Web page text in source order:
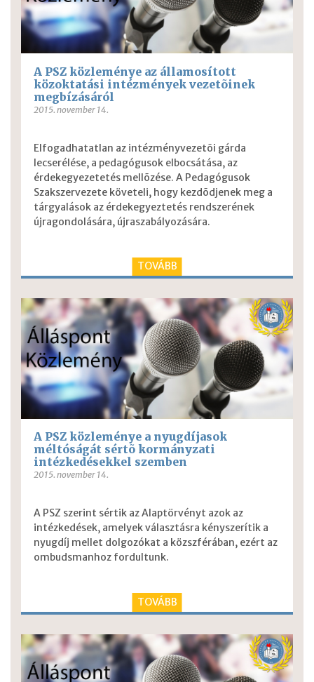
A PSZ közleménye az államosított
közoktatási intézmények vezetõinek
megbízásáról
2015. november 14.
Elfogadhatatlan az intézményvezetõi gárda
lecserélése, a pedagógusok elbocsátása, az
érdekegyezetetés mellõzése. A Pedagógusok
Szakszervezete követeli, hogy kezdõdjenek meg a
tárgyalások az érdekegyeztetés rendszerének
újragondolására, újraszabályozására.
TOVÁBB
A PSZ közleménye a nyugdíjasok
méltóságát sértõ kormányzati
intézkedésekkel szemben
2015. november 14.
A PSZ szerint sértik az Alaptörvényt azok az
intézkedések, amelyek választásra kényszerítik a
nyugdíj mellet dolgozókat a közszférában, ezért az
ombudsmanhoz fordultunk.
TOVÁBB